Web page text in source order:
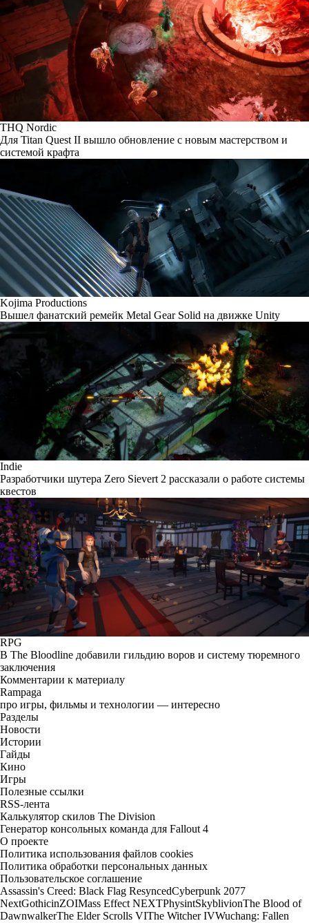
THQ Nordic
Для Titan Quest II вышло обновление с новым мастерством и
системой крафта
Kojima Productions
Вышел фанатский ремейк Metal Gear Solid на движке Unity
Indie
Разработчики шутера Zero Sievert 2 рассказали о работе системы
квестов
RPG
В The Bloodline добавили гильдию воров и систему тюремного
заключения
Комментарии к материалу
Rampaga
про игры, фильмы и технологии — интересно
Разделы
Новости
Истории
Гайды
Кино
Игры
Полезные ссылки
RSS-лента
Калькулятор скилов The Division
Генератор консольных команда для Fallout 4
О проекте
Политика использования файлов cookies
Политика обработки персональных данных
Пользовательское соглашение
Assassin's Creed: Black Flag ResyncedCyberpunk 2077
NextGothicinZOIMass Effect NEXTPhysintSkyblivionThe Blood of
DawnwalkerThe Elder Scrolls VIThe Witcher IVWuchang: Fallen